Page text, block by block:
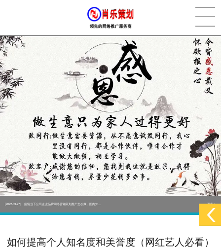
[2022-05-29] 实体门店如何做网络推广吸引客户，实体店网络营销技巧... 更多 >
[2022-05-04] 污水处理设备厂家产品如何做网络推广（污水处理项目网... 更多 >
[2022-03-27] 疫情当下公司企业品牌网络营销策划推广怎么做，国内知... 更多 >
[2022-05-29] 实体门店如何做网络推广吸引客户，实体店网络营销技巧...
如何提高个人知名度和美誉度（网红艺人必看）